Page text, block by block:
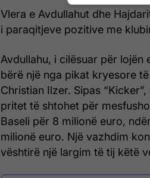
Vlera e Avdullahut dhe
i paraqitjeve pozitive me
Avdullahu, i cilësuar për
bërë një nga pikat kryesore
Christian Ilzer. Sipas
pritet të shtohet për
Baseli për 8 milionë euro,
milionë euro. Një vazhdim
vështirë një largim të tij këtë